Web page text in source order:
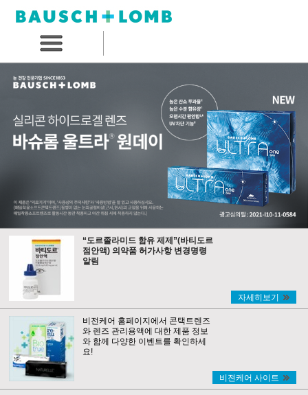
“도르졸라미드 함유 제제”(바티도르
점안액) 의약품 허가사항 변경명령
알림
자세히보기
비전케어 홈페이지에서 콘택트렌즈
와 렌즈 관리용액에 대한 제품 정보
와 함께 다양한 이벤트를 확인하세
요!
비젼케어 사이트